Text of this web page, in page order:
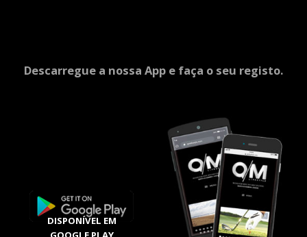
Descarregue a nossa App e faça o seu registo.
DISPONÍVEL EM